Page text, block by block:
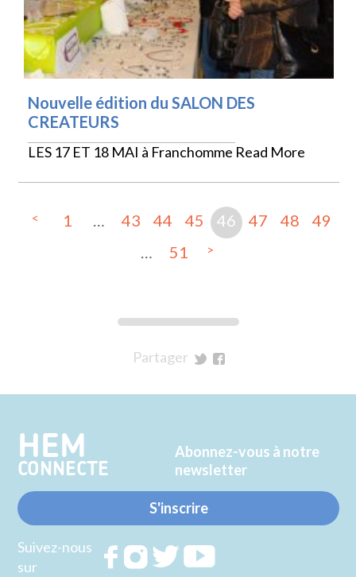
Nouvelle édition du SALON DES
CREATEURS
LES 17 ET 18 MAI à Franchomme Read More
< 1 … 43 44 45 46 47 48
49
…
51 >
Partager
Twitter
Facebook
HEM
CONNECTE
Abonnez-vous à notre
newsletter
S'inscrire
Suivez-nous
sur
RejoignezRejoignezRejoignez